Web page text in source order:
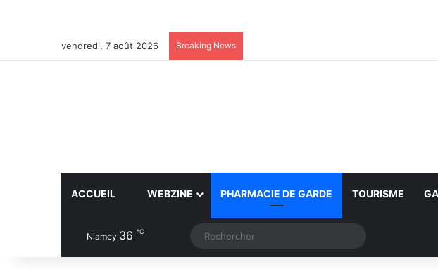
vendredi, 7 août 2026 Breaking News
ACCUEIL WEBZINE PHARMACIE DE GARDE TOURISME
Niamey 36 ℃ Article Aléatoire
Switch skin